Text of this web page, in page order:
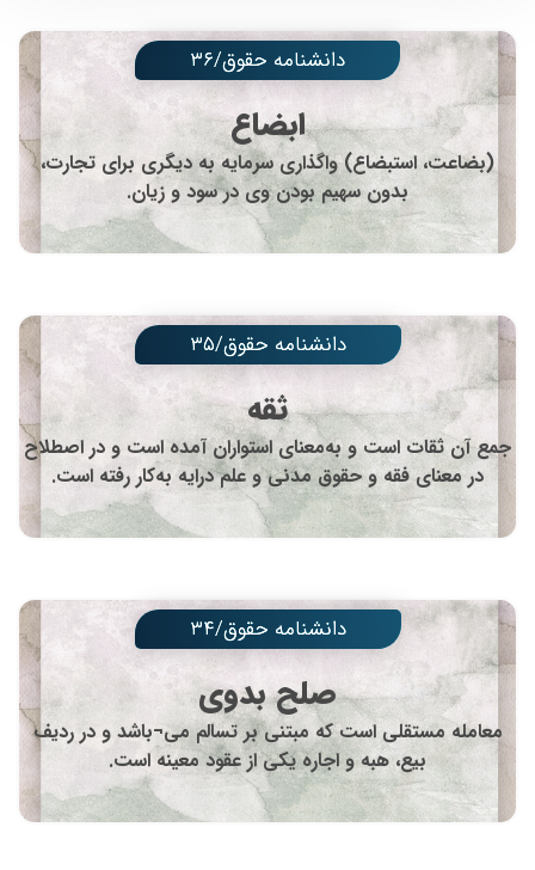
دانشنامه حقوق/۳۶
ابضاع
(بضاعت، استبضاع) واگذاری سرمایه به دیگری برای تجارت،
بدون سهیم بودن وی در سود و زیان.
دانشنامه حقوق/۳۵
ثقه
جمع آن ثقات است و به‌معنای استواران آمده است و در اصطلاح
در معنای فقه و حقوق مدنی و علم درایه به‌کار رفته است.
دانشنامه حقوق/۳۴
صلح بدوی
معامله مستقلی است که مبتنی بر تسالم می¬باشد و در ردیف
بیع، هبه و اجاره یکی از عقود معینه است.